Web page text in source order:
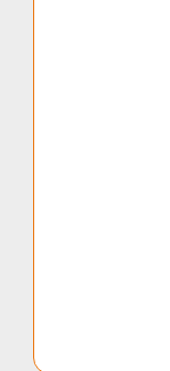
💬 Laguntza